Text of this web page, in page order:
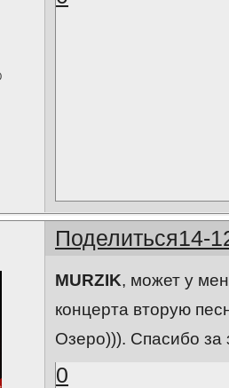
Поделиться14-
MURZIK, может у
концерта вторую
Озеро))). Спасибо за
0